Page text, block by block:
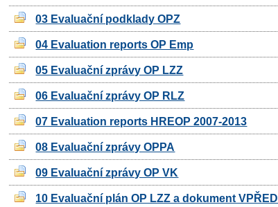
03 Evaluační podklady OPZ
04 Evaluation reports OP Emp
05 Evaluační zprávy OP LZZ
06 Evaluační zprávy OP RLZ
07 Evaluation reports HREOP 2007-2013
08 Evaluační zprávy OPPA
09 Evaluační zprávy OP VK
10 Evaluační plán OP LZZ a dokument VPŘED